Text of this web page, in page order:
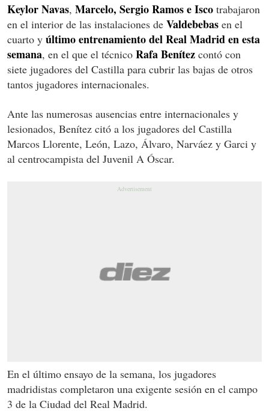
Keylor Navas, Marcelo, Sergio Ramos e Isco trabajaron
en el interior de las instalaciones de Valdebebas en el
cuarto y último entrenamiento del Real Madrid en esta
semana, en el que el técnico Rafa Benítez contó con
siete jugadores del Castilla para cubrir las bajas de otros
tantos jugadores internacionales.
Ante las numerosas ausencias entre internacionales y
lesionados, Benítez citó a los jugadores del Castilla
Marcos Llorente, León, Lazo, Álvaro, Narváez y Garci y
al centrocampista del Juvenil A Óscar.
En el último ensayo de la semana, los jugadores
madridistas completaron una exigente sesión en el campo
3 de la Ciudad del Real Madrid.